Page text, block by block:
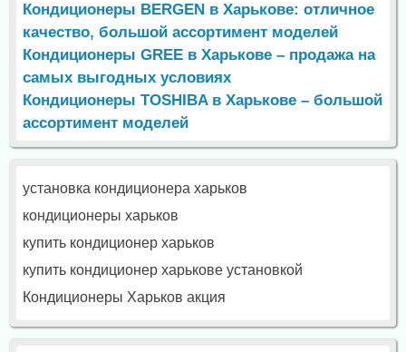
Кондиционеры BERGEN в Харькове: отличное
качество, большой ассортимент моделей
Кондиционеры GREE в Харькове – продажа на
самых выгодных условиях
Кондиционеры TOSHIBA в Харькове – большой
ассортимент моделей
установка кондиционера харьков
кондиционеры харьков
купить кондиционер харьков
купить кондиционер харькове установкой
Кондиционеры Харьков акция